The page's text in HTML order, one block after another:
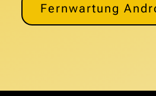
Fernwartung